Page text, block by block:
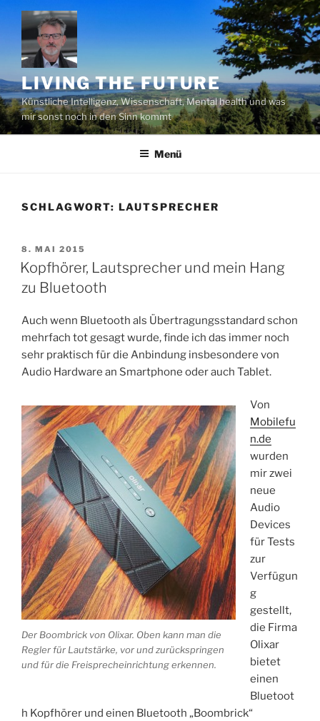
Zum
Inhalt
springen
LIVING THE FUTURE
Künstliche Intelligenz, Wissenschaft, Mental health und was
mir sonst noch in den Sinn kommt
Menü
SCHLAGWORT: LAUTSPRECHER
VERÖFFENTLICHT
AM
8. MAI 2015
Kopfhörer, Lautsprecher und mein Hang
zu Bluetooth
Auch wenn Bluetooth als Übertragungsstandard schon
mehrfach tot gesagt wurde, finde ich das immer noch
sehr praktisch für die Anbindung insbesondere von
Audio Hardware an Smartphone oder auch Tablet.
Der Boombrick von Olixar. Oben kann man die
Regler für Lautstärke, vor und zurückspringen
und für die Freisprecheinrichtung erkennen.
Von
Mobilefu
n.de
wurden
mir zwei
neue
Audio
Devices
für Tests
zur
Verfügun
g
gestellt,
die Firma
Olixar
bietet
einen
Bluetoot
h Kopfhörer und einen Bluetooth „Boombrick“